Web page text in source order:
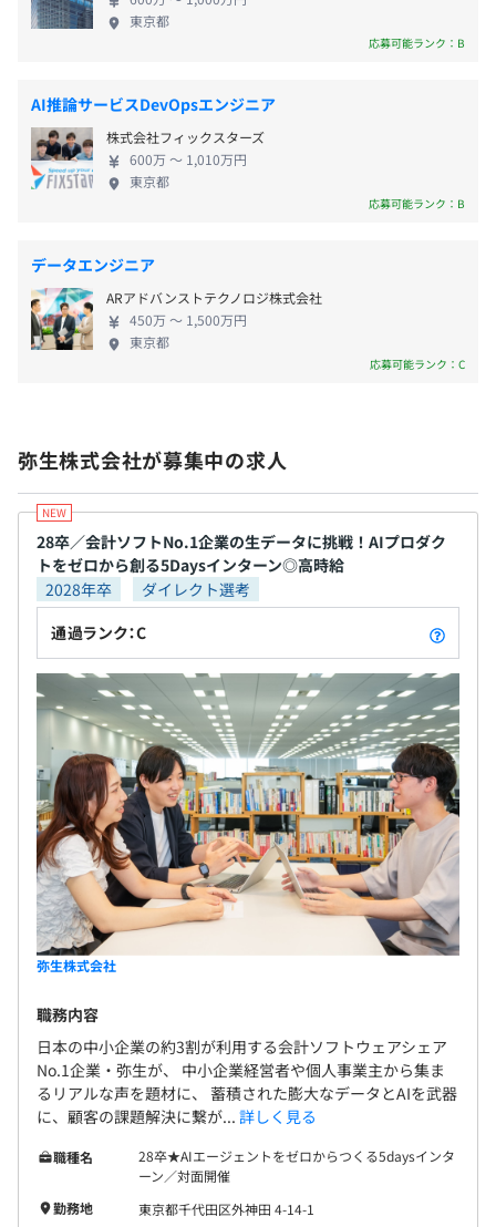
名から20名程度のチームです。
ト計画を作るクオリティリーダー、品質管理を担当する
QAがプロジェクトに参画します。
・リモートワーク手当（リモートワーク日数に応じて
・固定賞与4月10月
・業績賞与12月
年1回
関東ITソフトウェア健康保険組合
無期雇用
試用期間3カ月（試用期間中の条件の変動なし）
境です。 クラウドアプリ、デスクトップアプリ、
Azure、AWS、iOS／Androidアプリ、AI／ML、
セキュリティなどエンジニアが関わる範囲も広く、
さまざまな場面で活躍しながら、多彩なスキルを身
につけることができます。
東京都
応募可能ランク：B
AI推論サービスDevOpsエンジニア
株式会社フィックスターズ
600万 〜 1,010万円
東京都
応募可能ランク：B
データエンジニア
ARアドバンストテクノロジ株式会社
450万 〜 1,500万円
東京都
応募可能ランク：C
弥生株式会社が募集中の求人
28卒／会計ソフトNo.1企業の生データに挑戦！AIプロダク
トをゼロから創る5Daysインターン◎高時給
2028年卒
ダイレクト選考
通過ランク：C
弥生株式会社
職務内容
日本の中小企業の約3割が利用する会計ソフトウェアシェア
No.1企業・弥生が、 中小企業経営者や個人事業主から集ま
るリアルな声を題材に、 蓄積された膨大なデータとAIを武器
に、顧客の課題解決に繋が... 詳しく見る
職種名
28卒★AIエージェントをゼロからつくる5daysインタ
ーン／対面開催
勤務地
東京都千代田区外神田 4-14-1